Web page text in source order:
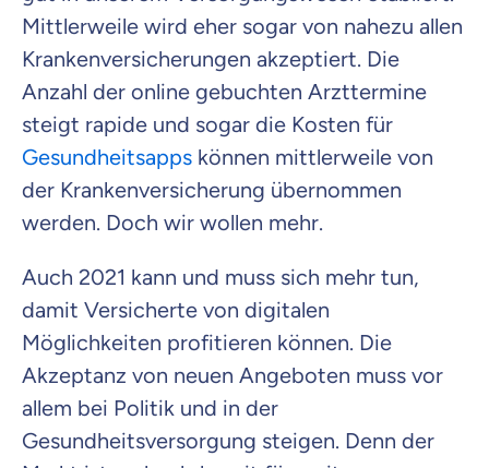
Mittlerweile wird eher sogar von nahezu allen
Krankenversicherungen akzeptiert. Die
Anzahl der online gebuchten Arzttermine
steigt rapide und sogar die Kosten für
Gesundheitsapps können mittlerweile von
der Krankenversicherung übernommen
werden. Doch wir wollen mehr.
Auch 2021 kann und muss sich mehr tun,
damit Versicherte von digitalen
Möglichkeiten profitieren können. Die
Akzeptanz von neuen Angeboten muss vor
allem bei Politik und in der
Gesundheitsversorgung steigen. Denn der